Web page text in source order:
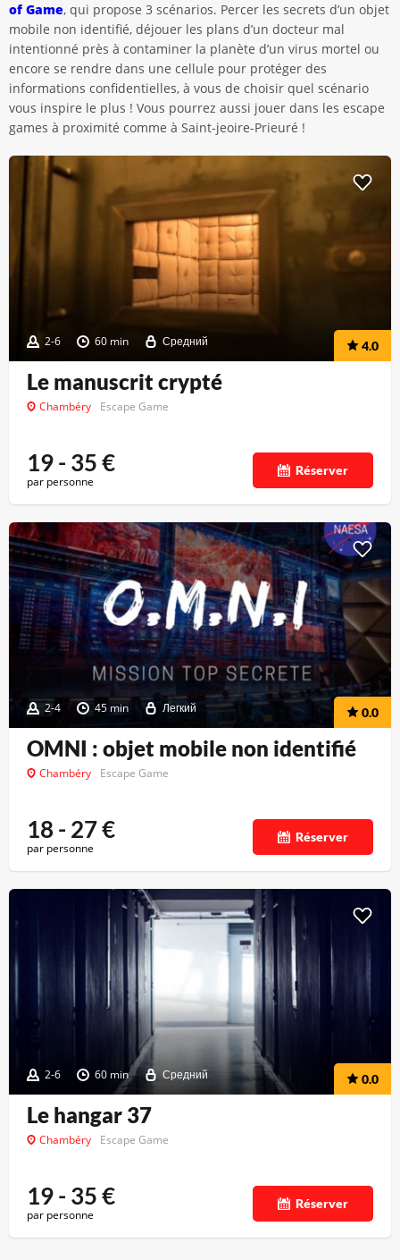
of Game, qui propose 3 scénarios. Percer les secrets d’un objet
mobile non identifié, déjouer les plans d’un docteur mal
intentionné près à contaminer la planète d’un virus mortel ou
encore se rendre dans une cellule pour protéger des
informations confidentielles, à vous de choisir quel scénario
vous inspire le plus ! Vous pourrez aussi jouer dans les escape
games à proximité comme à Saint-jeoire-Prieuré !
2-6 60 min Средний 4.0
Le manuscrit crypté
Chambéry Escape Game
19 - 35€
par personne
Réserver
2-4 45 min Легкий 0.0
OMNI : objet mobile non identifié
Chambéry Escape Game
18 - 27€
par personne
Réserver
2-6 60 min Средний 0.0
Le hangar 37
Chambéry Escape Game
19 - 35€
par personne
Réserver